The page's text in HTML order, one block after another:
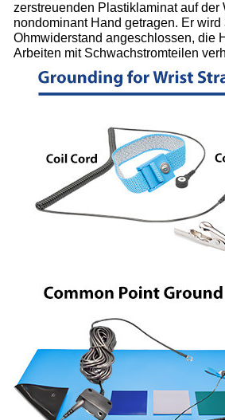
zerstreuenden Plastiklaminat auf
nondominant Hand getragen. Er
Ohmwiderstand angeschlossen, die
Arbeiten mit Schwachstromteilen